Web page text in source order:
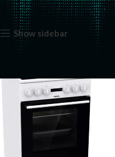
Zobrazuje sa 8 výsledkov
Show sidebar